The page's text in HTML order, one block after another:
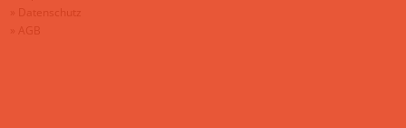
Datenschutz
AGB